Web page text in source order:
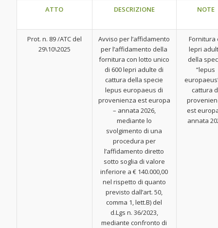
ATTO DESCRIZIONE NOTE
Prot. n. 89 /ATC del
29\10\2025
Avviso per l’affidamento
per l’affidamento della
fornitura con lotto unico
di 600 lepri adulte di
cattura della specie
lepus europaeus di
provenienza est europa
– annata 2026,
mediante lo
svolgimento di una
procedura per
l’affidamento diretto
sotto soglia di valore
inferiore a € 140.000,00
nel rispetto di quanto
previsto dall’art. 50,
comma 1, lett.B) del
d.Lgs n. 36/2023,
mediante confronto di
Fornitura
lepri
della
“lepus
cattura
est
annata